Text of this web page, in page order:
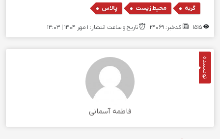
گربه , محیط زیست , پالاس
کدخبر: 24069 تاریخ و ساعت انتشار: ۱ مهر ۱۴۰۴ | 13:03
نویسنده
فاطمه آسمانی